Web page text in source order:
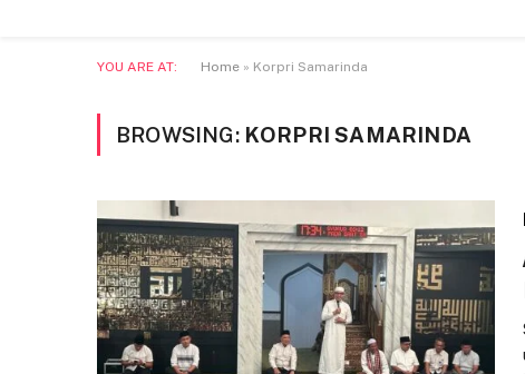
YOU ARE AT: Home » Korpri Samarinda
BROWSING: KORPRI SAMARINDA